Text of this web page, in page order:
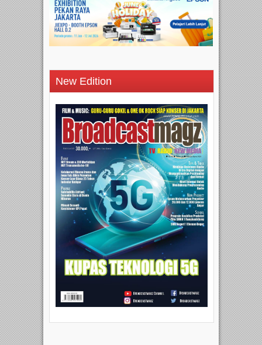
New Edition